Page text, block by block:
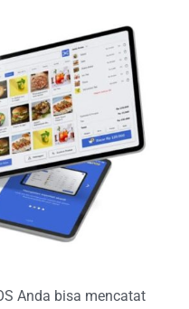
Anda bisa mencatat